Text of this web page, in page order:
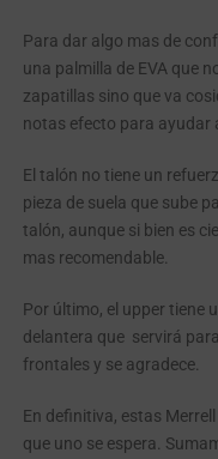
Para dar algo mas de
una palmilla de EVA que
zapatillas sino que va
notas efecto para ayudar
El talón no tiene un
pieza de suela que sube
talón, aunque si bien es
mas recomendable.
Por último, el upper tiene
delantera que servirá
frontales y se agradece.
En definitiva, estas
que uno se espera.